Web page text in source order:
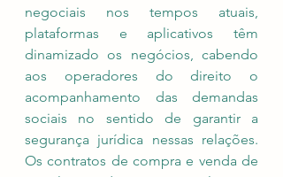
negociais nos tempos atuais,
plataformas e aplicativos têm
dinamizado os negócios, cabendo
aos operadores do direito o
acompanhamento das demandas
sociais no sentido de garantir a
segurança jurídica nessas relações.
Os contratos de compra e venda de